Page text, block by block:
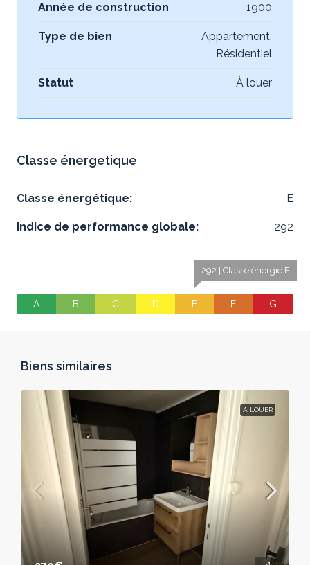
Année de construction 1900
Type de bien
Appartement,
Résidentiel
Statut À louer
Classe énergetique
Classe énergétique: E
Indice de performance globale: 292
A B C D
292 | Classe énergie E
E F G
Biens similaires
À LOUER